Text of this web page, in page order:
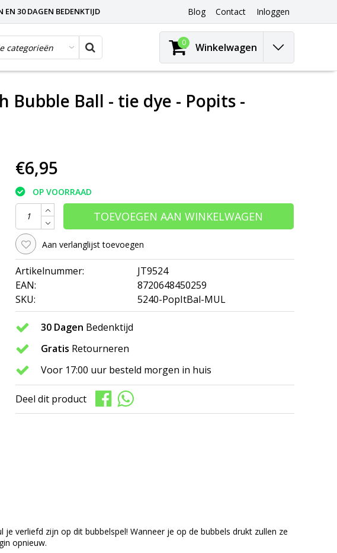
EN 30 DAGEN BEDENKTIJD Blog Contact Inloggen
0 Winkelwagen
Bubble Ball - tie dye - Popits -
€6,95
OP VOORRAAD
TOEVOEGEN AAN WINKELWAGEN
Aan verlanglijst toevoegen
Artikelnummer:
JT9524
EAN:
8720648450259
SKU:
5240-PopItBal-MUL
30 Dagen Bedenktijd
Gratis Retourneren
Voor 17:00 uur besteld morgen in huis
Deel dit product
verliefd zijn op dit bubbelspel! Wanneer je op de bubbels drukt zullen ze
opnieuw.